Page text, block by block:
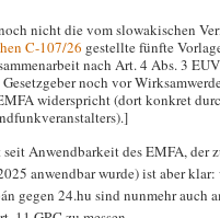
nicht die vom slowakischen
C-107/26 gestellte fünfte
nach Art. 4 Abs. 3
noch vor
widerspricht (dort konkret
Anwendbarkeit des EMFA, der
anwendbar wurde) ist aber
gegen 24.hu sind nunmehr auch